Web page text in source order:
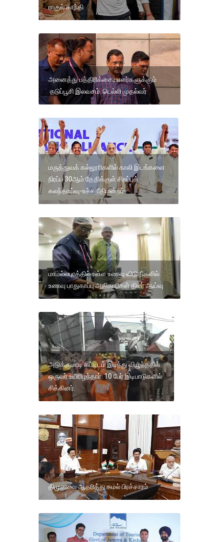
ராகுல் காந்தி
அனைத்து பத்திரிக்கையாளர்களுக்கும்
தடுப்பூசி இலவசம் :டெல்லி முதல்வர்
மருத்துவக் கல்லூரிகளில் காலி இடங்களை
நிரப்ப 30ஆம் தேதிக்குள் சிறப்புக்
கலந்தாய்வு-உச்ச நீதிமன்றம்
மாமல்லபுரத்தில் உள்ள உணவு விடுதிகளில்
உணவு பாதுகாப்பு அதிகாரிகள் திடீர் ஆய்வு
அடுக்குமாடி கட்டிடம் இடிந்து விழுந்ததில்
ஒருவர் உயிரிழந்தார். 10 பேர் இடிபாடுகளில்
சிக்கினர்.
திமுகவை ஆதரித்து கமல் பிரச்சாரம்